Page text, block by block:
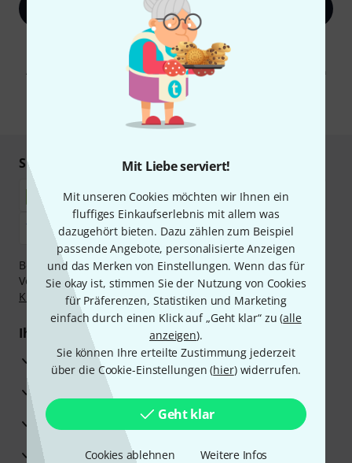
Mit Liebe serviert!
Mit unseren Cookies möchten wir Ihnen ein
fluffiges Einkaufserlebnis mit allem was
dazugehört bieten. Dazu zählen zum Beispiel
passende Angebote, personalisierte Anzeigen
und das Merken von Einstellungen. Wenn das für
Sie okay ist, stimmen Sie der Nutzung von Cookies
für Präferenzen, Statistiken und Marketing
einfach durch einen Klick auf „Geht klar“ zu (alle
anzeigen).
Sie können Ihre erteilte Zustimmung jederzeit
über die Cookie-Einstellungen (hier) widerrufen.
Geht klar
Cookies ablehnen Weitere Infos
Jetzt anmelden
Mit Klick auf „Jetzt anmelden“ stimmen Sie dem Erhalt von E-Mail-
Werbung und einer Messung des E-Mail-Nutzungsverhaltens zu. Die
Abmeldung ist jederzeit möglich. Weitere Informationen finden Sie in
Datenschutzhinweisen
* Pflichtfeld
Sicher einkaufen & bezahlen
Bezahlen Sie vertraulich und sicher per Nachnahme,
Vorkasse, PayPal, Amazon Pay,Klarna Sofort bezahlen,
Klarna Ratenzahlungoder Kreditkarte.
Ihre Vorteile
3 Jahre Thomann Garantie
30 Tage Money-Back-Garantie
Reparaturservice
Beratung durch Fachexperten